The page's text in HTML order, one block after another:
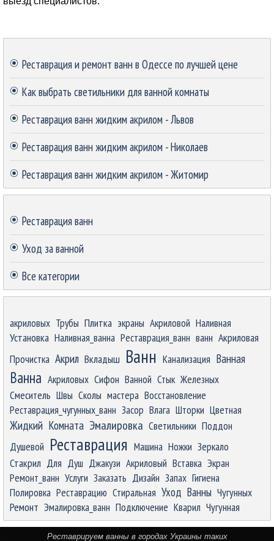
Реставрация и ремонт ванн в Одессе по лучшей цене
Как выбрать светильники для ванной комнаты
Реставрация ванн жидким акрилом - Львов
Реставрация ванн жидким акрилом - Николаев
Реставрация ванн жидким акрилом - Житомир
Реставрация ванн
Уход за ванной
Все категории
акриловых Трубы Плитка экраны Акриловой Наливная
Установка Наливная_ванна Реставрация_ванн ванн Акриловая
Прочистка Акрил Вкладыш Ванн Канализация Ванная
Ванна Акриловых Сифон Ванной Стык Железных
Смеситель Швы Сколы мастера Восстановление
Реставрация_чугунных_ванн Засор Влага Шторки Цветная
Жидкий Комната Эмалировка Светильники Поддон
Душевой Реставрация Машина Ножки Зеркало
Стакрил Для Душ Джакузи Акриловый Вставка Экран
Ремонт_ванн Услуги Заказать Дизайн Запах Гигиена
Полировка Реставрацию Стиральная Уход Ванны Чугунных
Ремонт Эмалировка_ванн Подключение Кварил Чугунная
Реставрируем ванны в городах Украины таких